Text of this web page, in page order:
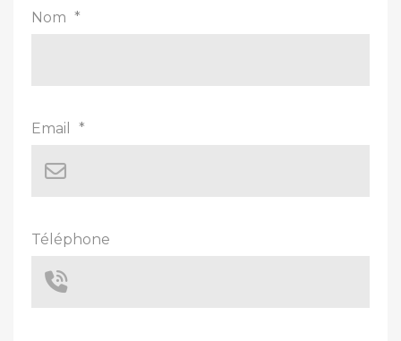
Nom *
Email *
Téléphone